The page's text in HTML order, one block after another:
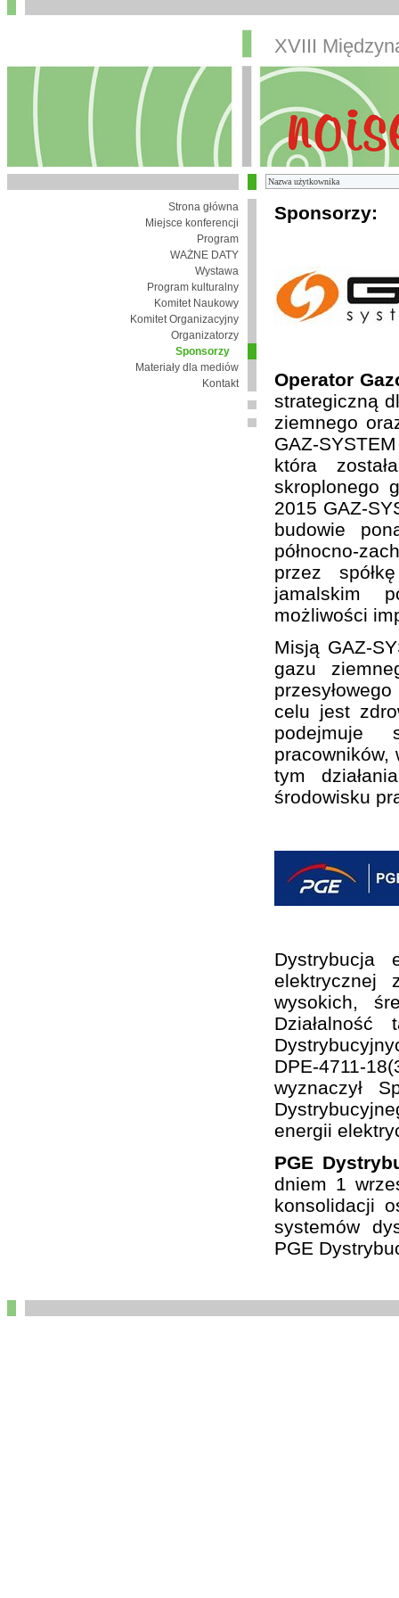
XVIII
Strona główna
Miejsce konferencji
Program
WAŻNE DATY
Wystawa
Program kulturalny
Komitet Naukowy
Komitet Organizacyjny
Organizatorzy
Sponsorzy
Materiały dla mediów
Kontakt
Sponsorzy:
Operator
strategiczną
ziemnego
GAZ-
która
skroplonego
2015 GAZ-
budowie
północno-
przez
jamalskim
możliwości
Misją GAZ-
gazu
celu jest
podejmuje
pracowników,
tym
środowisku
Dystrybucja
elektrycznej
wysokich,
DPE-4711-
wyznaczył
energii
PGE
dniem 1
konsolidacji
systemów
PGE